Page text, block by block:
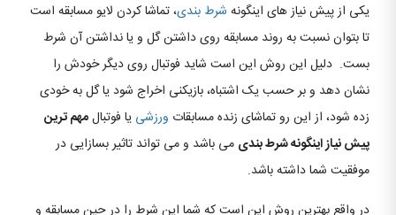
یکی از پیش نیاز های اینگونه شرط بندی، تماشا کردن لایو مسابقه است
تا بتوان نسبت به روند مسابقه روی داشتن گل و یا نداشتن آن شرط
بست. دلیل این روش این است شاید فوتبال روی دیگر خودش را
نشان دهد و بر حسب یک اشتباه، بازیکنی اخراج شود یا گل به خودی
زده شود، از این رو تماشای زنده مسابقات ورزشی یا فوتبالمهم ترین
پیش نیاز اینگونه شرط بندی می باشد و می تواند تاثیر بسازایی در
موفقیت شما داشته باشد.